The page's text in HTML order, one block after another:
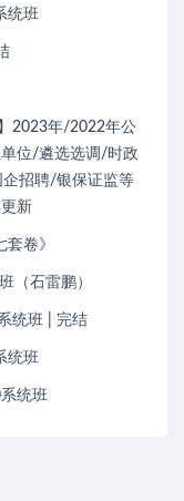
统班
2023年/2022年公
位/遴选选调/时政
招聘/银保证监等
新
卷》
（石雷鹏）
统班 | 完结
统班
统班